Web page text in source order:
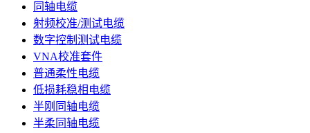
同轴电缆
射频校准/测试电缆
数字控制测试电缆
VNA校准套件
普通柔性电缆
低损耗稳相电缆
半刚同轴电缆
半柔同轴电缆